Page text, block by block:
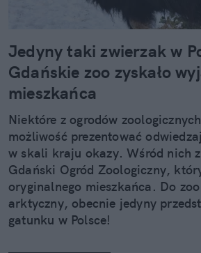
Jedyny taki zwierzak w
Gdańskie zoo zyskało
mieszkańca
Niektóre z ogrodów
możliwość prezentować
w skali kraju okazy. Wśród nich
Gdański Ogród Zoologiczny,
oryginalnego mieszkańca. Do
arktyczny, obecnie jedyny
gatunku w Polsce!